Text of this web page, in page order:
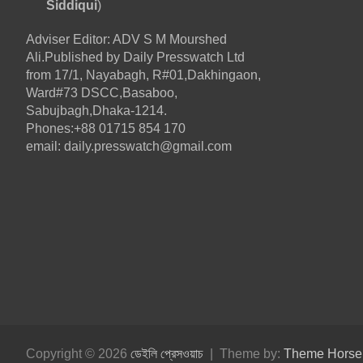
g
a
t
i
Siddiqui)
Adviser Editor: ADV S M Mourshed
Ali.Published by Daily Presswatch Ltd
from 17/1, Nayabagh, R#01,Dakhingaon,
Ward#73 DSCC,Basaboo,
Sabujbagh,Dhaka-1214.
Phones:+88 01715 854 170
email: daily.presswatch@gmail.com
Copyright © 2026 ডেইলি প্রেসওয়াচ Theme by: Theme Horse